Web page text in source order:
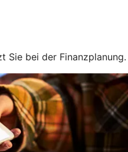
Sie bei der Finanzplanung.